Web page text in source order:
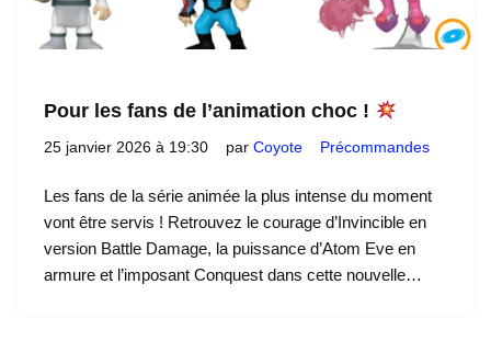
Pour les fans de l’animation choc !
25 janvier 2026 à 19:30 par Coyote Précommandes
Les fans de la série animée la plus intense du moment
vont être servis ! Retrouvez le courage d’Invincible en
version Battle Damage, la puissance d’Atom Eve en
armure et l’imposant Conquest dans cette nouvelle…